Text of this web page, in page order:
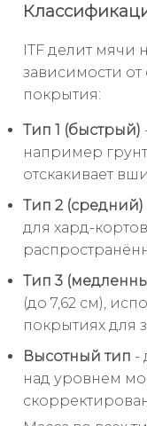
ITF делит мячи
зависимости от
покрытия:
Тип 1 (быстрый)
например
отскакивает
Тип 2 (средний)
для хард-
Тип 3
(до 7,62 см),
покрытиях для
Высотный тип -
над уровнем